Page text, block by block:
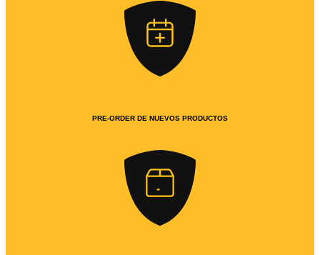
PRE-ORDER DE NUEVOS PRODUCTOS